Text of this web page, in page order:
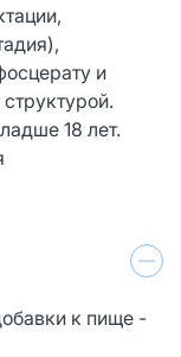
и
18 лет.
к пище -